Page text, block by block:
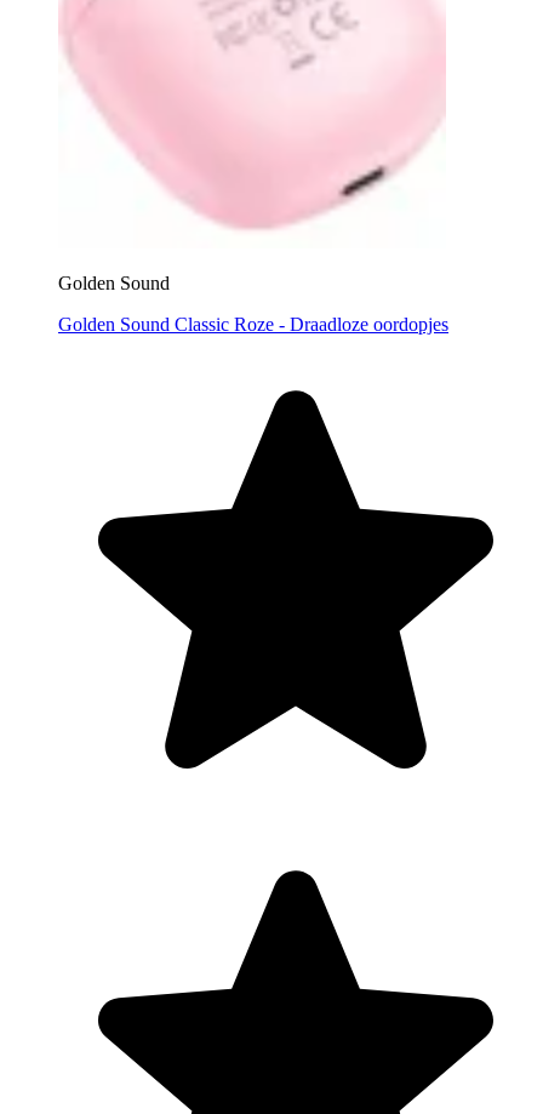
Golden Sound
Golden Sound Classic Roze - Draadloze oordopjes